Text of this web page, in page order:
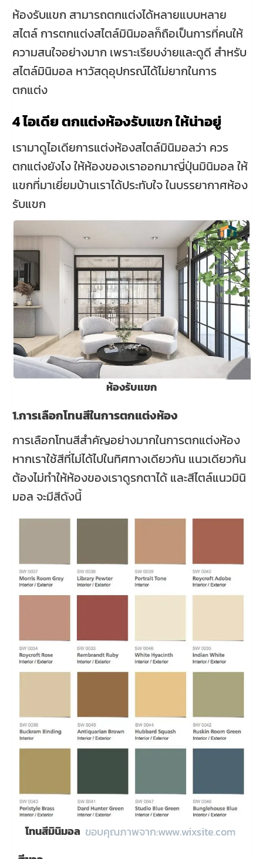
ห้องรับแขก สามารถตกแต่งได้หลายแบบหลาย
สไตล์ การตกแต่งสไตล์มินิมอลก็ถือเป็นการที่คนให้
ความสนใจอย่างมาก เพราะเรียบง่ายและดูดี สำหรับ
สไตล์มินิมอล หาวัสดุอุปกรณ์ได้ไม่ยากในการ
ตกแต่ง
4 ไอเดีย ตกแต่งห้องรับแขก ให้น่าอยู่
เรามาดูไอเดียการแต่งห้องสไตล์มินิมอลว่า ควร
ตกแต่งยังไง ให้ห้องของเราออกมาญี่ปุ่นมินิมอล ให้
แขกที่มาเยี่ยมบ้านเราได้ประทับใจ ในบรรยากาศห้อง
รับแขก
ห้องรับแขก
1.การเลือกโทนสีในการตกแต่งห้อง
การเลือกโทนสีสำคัญอย่างมากในการตกแต่งห้อง
หากเราใช้สีที่ไม่ได้ไปในทิศทางเดียวกัน แนวเดียวกัน
ต้องไม่ทำให้ห้องของเราดูรกตาได้ และสีไตล์แนวมินิ
มอล จะมีสีดังนี้
โทนสีมินิมอล ขอบคุณภาพจาก:www.wixsite.com